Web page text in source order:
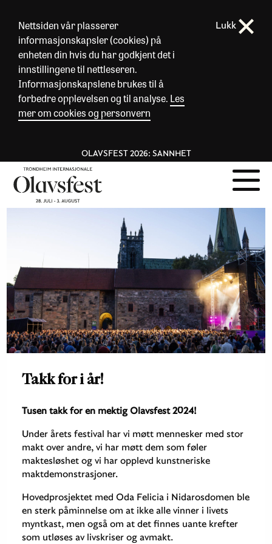
Nettsiden vår plasserer
informasjonskapsler (cookies) på
enheten din hvis du har godkjent det i
innstillingene til nettleseren.
Informasjonskapslene brukes til å
forbedre opplevelsen og til analyse. Les
mer om cookies og personvern
Lukk
OLAVSFEST 2026: SANNHET
Takk for i år!
Tusen takk for en mektig Olavsfest 2024!
Under årets festival har vi møtt mennesker med stor
makt over andre, vi har møtt dem som føler
maktesløshet og vi har opplevd kunstneriske
maktdemonstrasjoner.
Hovedprosjektet med Oda Felicia i Nidarosdomen ble
en sterk påminnelse om at ikke alle vinner i livets
myntkast, men også om at det finnes uante krefter
som utløses av livskriser og avmakt.